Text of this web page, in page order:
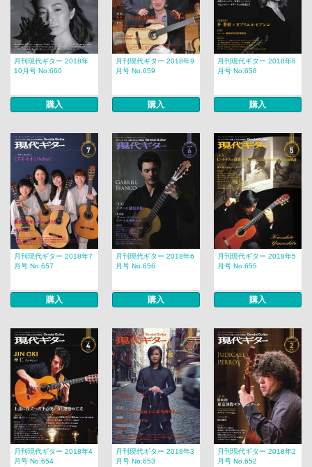
月刊現代ギター 2018年
10月号 No.660
購入
月刊現代ギター 2018年9
月号 No.659
購入
月刊現代ギター 2018年8
月号 No.658
購入
月刊現代ギター 2018年7
月号 No.657
購入
月刊現代ギター 2018年6
月号 No.656
購入
月刊現代ギター 2018年5
月号 No.655
購入
月刊現代ギター 2018年4
月号 No.654
月刊現代ギター 2018年3
月号 No.653
月刊現代ギター 2018年2
月号 No.652